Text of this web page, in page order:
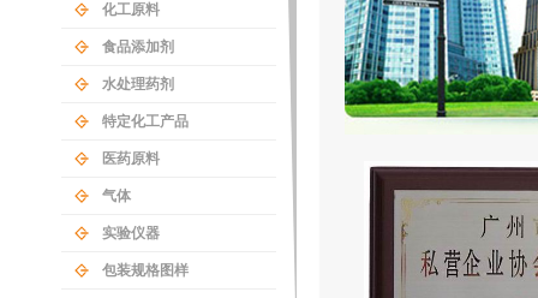
化工原料
食品添加剂
水处理药剂
特定化工产品
医药原料
气体
实验仪器
包装规格图样